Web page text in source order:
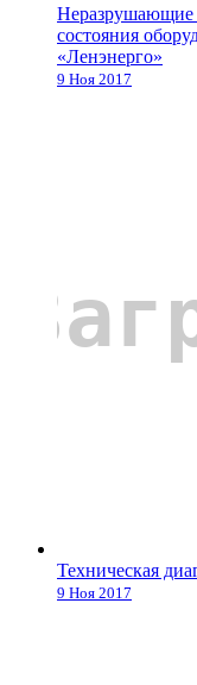
Неразрушающие
состояния
«Ленэнерго»
9 Ноя 2017
Техническая
9 Ноя 2017